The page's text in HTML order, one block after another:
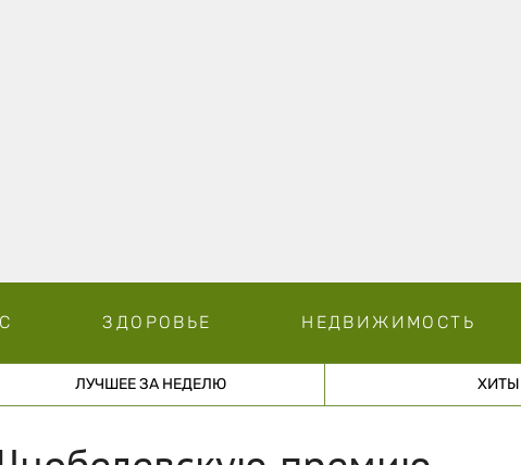
ЗДОРОВЬЕ НЕДВИЖИМОСТЬ
ЛУЧШЕЕ ЗА НЕДЕЛЮ ХИТЫ